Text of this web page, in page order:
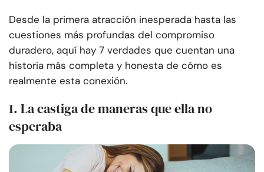
Desde la primera atracción inesperada hasta las
cuestiones más profundas del compromiso
duradero, aquí hay 7 verdades que cuentan una
historia más completa y honesta de cómo es
realmente esta conexión.
1. La castiga de maneras que ella no
esperaba